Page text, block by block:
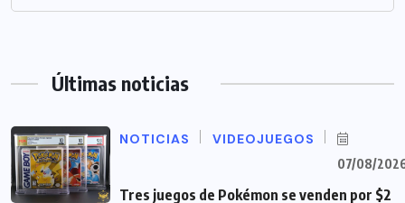
Últimas noticias
NOTICIAS VIDEOJUEGOS
07/08/
Tres juegos de Pokémon se venden por $2